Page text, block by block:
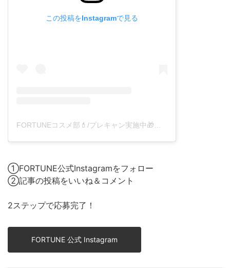
この投稿をInstagramで見る
FORTUNEコスメ部💄/プレキャン実施中🎁❤️(@fortune_press)がシェアした投稿
①FORTUNE公式Instagramをフォロー
②記事の投稿をいいね＆コメント
2ステップで応募完了！
FORTUNE 公式 Instagram